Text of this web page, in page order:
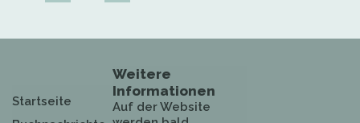
Startseite
Weitere
Informationen
Auf der Website